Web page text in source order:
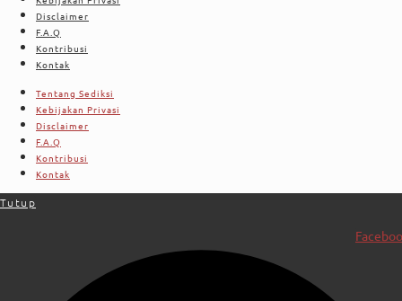
Disclaimer
F.A.Q
Kontribusi
Kontak
Tentang Sediksi
Kebijakan Privasi
Disclaimer
F.A.Q
Kontribusi
Kontak
Tutup